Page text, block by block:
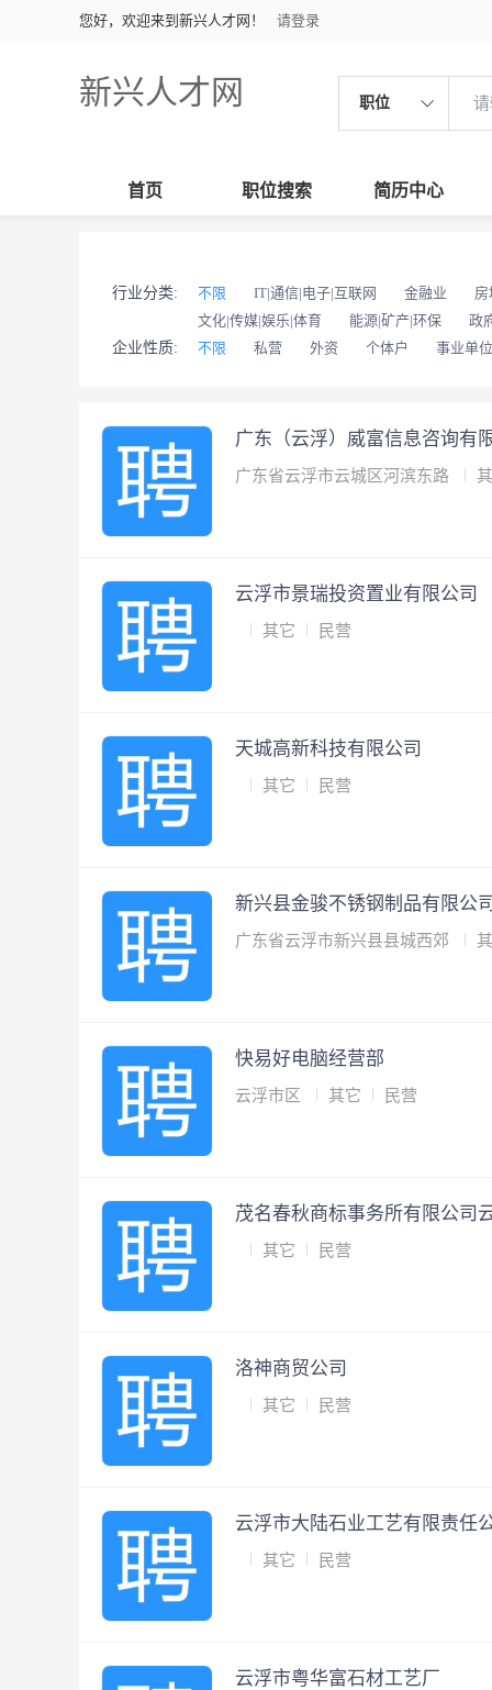
您好，欢迎来到新兴人才网！ 请登录
新兴人才网 职位
首页 职位搜索 简历中心
行业分类: 不限 IT|通信|电子|互联网 金融业 房
文化|传媒|娱乐|体育
能源|矿产|环保 政
企业性质:
不限 私营 外资 个体户 事业单位
广东（云浮）威富信息咨询有
广东省云浮市云城区河滨东路
云浮市景瑞投资置业有限公司
其它 民营
天城高新科技有限公司
其它 民营
新兴县金骏不锈钢制品有限公司
广东省云浮市新兴县县城西郊
快易好电脑经营部
云浮市区 其它 民营
茂名春秋商标事务所有限公司
其它 民营
洛神商贸公司
其它 民营
云浮市大陆石业工艺有限责任
其它 民营
云浮市粤华富石材工艺厂